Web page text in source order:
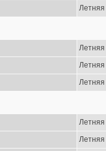
Летняя
Летняя
Летняя
Летняя
Летняя
Летняя